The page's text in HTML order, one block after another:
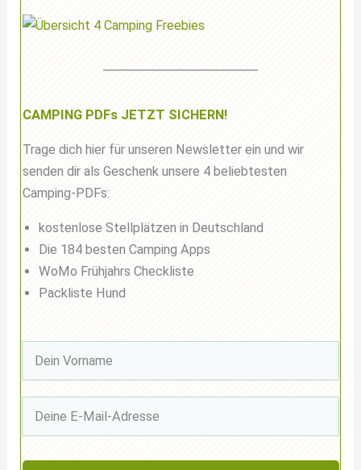
CAMPING PDFs JETZT SICHERN!
Trage dich hier für unseren Newsletter ein und wir
senden dir als Geschenk unsere 4 beliebtesten
Camping-PDFs:
kostenlose Stellplätzen in Deutschland
Die 184 besten Camping Apps
WoMo Frühjahrs Checkliste
Packliste Hund